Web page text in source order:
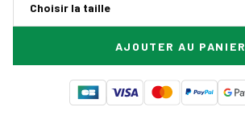
Choisir la taille
AJOUTER AU PANIER